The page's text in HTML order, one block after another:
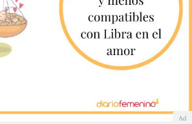
Ad